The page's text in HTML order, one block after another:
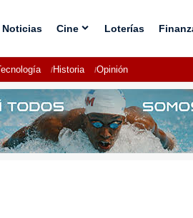
Noticias Cine Loterías
Historia Opinión